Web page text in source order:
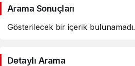
Arama Sonuçları
Gösterilecek bir içerik bulunamadı.
Detaylı Arama